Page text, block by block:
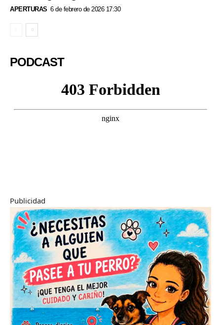
APERTURAS 6 de febrero de 2026 17:30
PODCAST
Publicidad